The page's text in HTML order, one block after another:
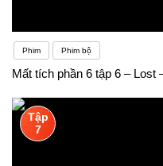
Phim Phim bộ
Mất tích phần 6 tập 6 – Lost
Tập
7